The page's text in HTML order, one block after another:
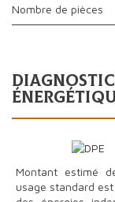
Nombre de pièces
diagnostics de performance
Montant estimé
usage standard